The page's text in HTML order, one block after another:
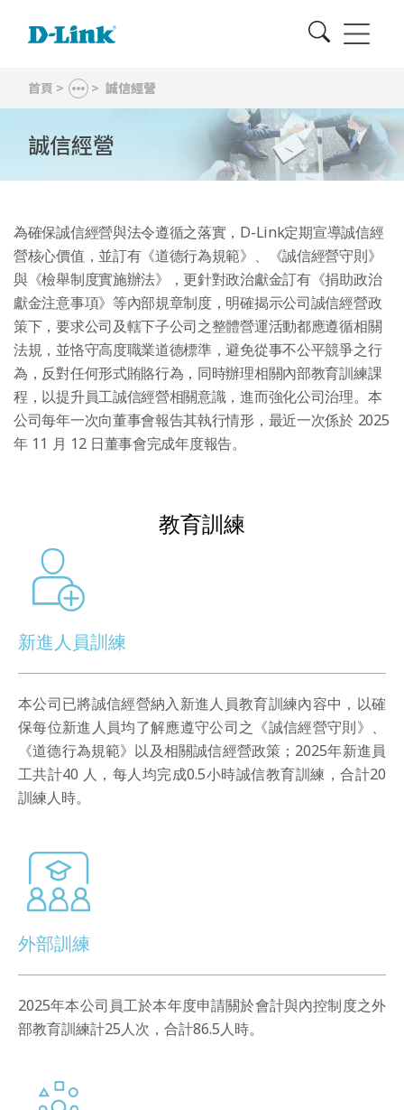
首頁 > > 誠信經營
誠信經營
為確保誠信經營與法令遵循之落實，D-Link定期宣導誠信經
營核心價值，並訂有《道德行為規範》、《誠信經營守則》
與《檢舉制度實施辦法》，更針對政治獻金訂有《捐助政治
獻金注意事項》等內部規章制度，明確揭示公司誠信經營政
策下，要求公司及轄下子公司之整體營運活動都應遵循相關
法規，並恪守高度職業道德標準，避免從事不公平競爭之行
為，反對任何形式賄賂行為，同時辦理相關內部教育訓練課
程，以提升員工誠信經營相關意識，進而強化公司治理。本
公司每年一次向董事會報告其執行情形，最近一次係於 2025
年 11 月 12 日董事會完成年度報告。
教育訓練
新進人員訓練
本公司已將誠信經營納入新進人員教育訓練內容中，以確
保每位新進人員均了解應遵守公司之《誠信經營守則》、
《道德行為規範》以及相關誠信經營政策；2025年新進員
工共計40 人，每人均完成0.5小時誠信教育訓練，合計20
訓練人時。
外部訓練
2025年本公司員工於本年度申請關於會計與內控制度之外
部教育訓練計25人次，合計86.5人時。